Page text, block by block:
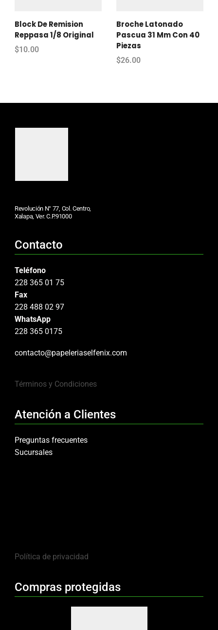
Block De Remision
Reppasa 1/8 Original
$10.00
Broche Latonado
Pascua 31 Mm Con 40
Piezas
$26.00
Revolución N° 77, Col. Centro,
Xalapa, Ver. C.P.91000
Contacto
Teléfono
228 365 01 75
Fax
228 488 02 97
WhatsApp
228 365 0175
contacto@papeleriaselfenix.com
Términos y Condiciones
Atención a Clientes
Preguntas frecuentes
Sucursales
Política de privacidad
Compras protegidas